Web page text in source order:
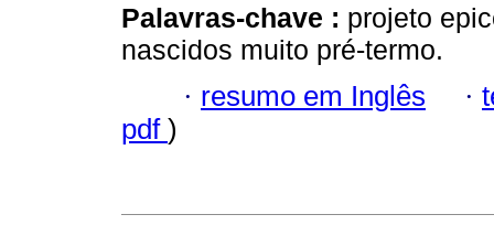
Palavras-chave : projeto
nascidos muito pré-termo.
· resumo em Inglês ·
pdf )